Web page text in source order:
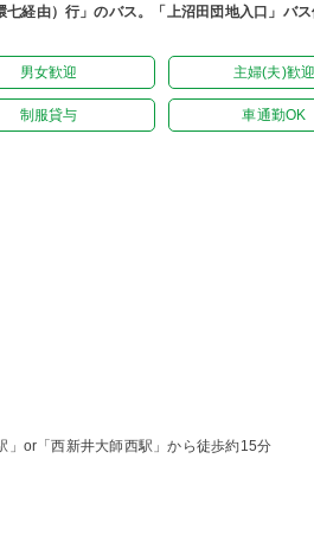
経由）行」のバス。「上沼田団地入口」バ
男女歓迎 主婦(夫)歓
制服貸与 車通勤OK
」or「西新井大師西駅」から徒歩約15分